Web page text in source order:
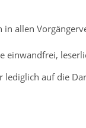
allen
einwandfrei,
lediglich auf die